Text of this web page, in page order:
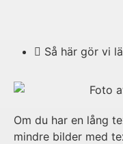
Så här gör vi
Om du har en lång
mindre bilder med